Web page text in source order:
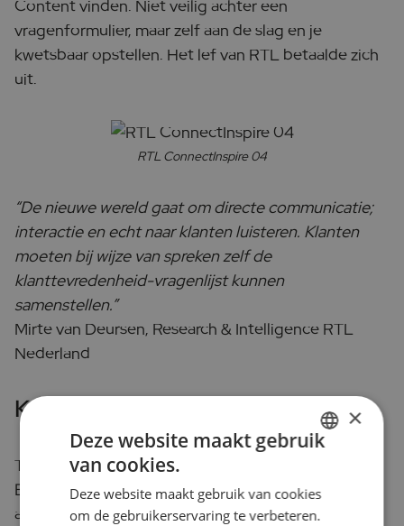
Content vinden. Niet veilig achter een
vragenformulier, maar zelf aan de slag en je
kwetsbaar opstellen. Het lef van RTL betaalde zich
uit.
RTL ConnectInspire 04
“De nieuwe wereld gaat om directe communicatie;
interactie en echt naar klanten luisteren. Klanten
moeten bij wijze van spreken zelf de
klanttevredenheid-vragenlijst kunnen
samenstellen.”
Mirte van Deursen, Research & Intelligence RTL
Nederland
Kwetsbaar, eerlijk, brand
Tijdens Connect & Inspire ging het team van
Branded Content het gesprek aan met
adverteerders en mediabureaus. Luisteren,
ENGLISH
×
Deze website maakt gebruik
van cookies.
Deze website maakt gebruik van cookies
om de gebruikerservaring te verbeteren.